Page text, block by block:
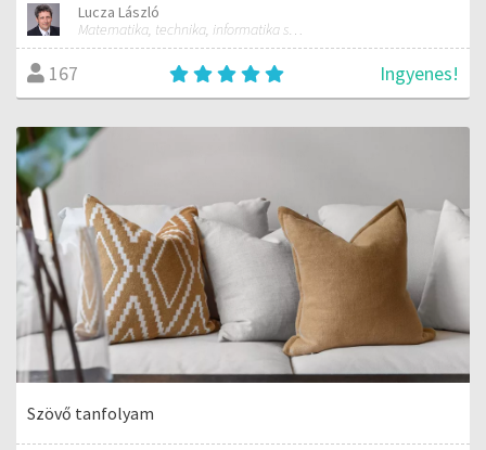
Lucza László
Matematika, technika, informatika szakos általános iskolai tanár; mentorpedagógus, mestertanár
167 Ingyenes!
Szövő tanfolyam